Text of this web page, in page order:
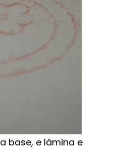
base, e lâmina e